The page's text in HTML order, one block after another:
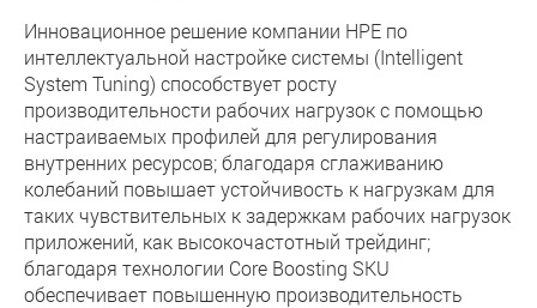
Инновационное решение компании HPE по
интеллектуальной настройке системы (Intelligent
System Tuning) способствует росту
производительности рабочих нагрузок с помощью
настраиваемых профилей для регулирования
внутренних ресурсов; благодаря сглаживанию
колебаний повышает устойчивость к нагрузкам для
таких чувствительных к задержкам рабочих нагрузок
приложений, как высокочастотный трейдинг;
благодаря технологии Core Boosting SKU
обеспечивает повышенную производительность